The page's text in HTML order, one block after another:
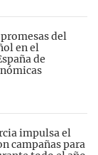
del
en el
de
impulsa el
campañas para